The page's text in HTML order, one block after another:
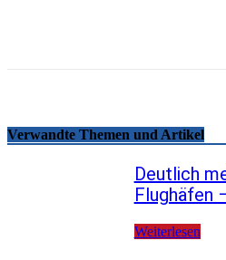
Verwandte Themen und Artikel
Deutlich
Flughäfen
Weiterlesen